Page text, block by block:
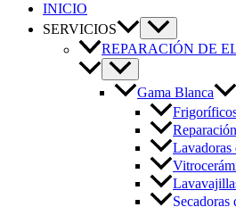
INICIO
SERVICIOS
REPARACIÓN DE
Gama Blanca
Lavadoras
Secadoras